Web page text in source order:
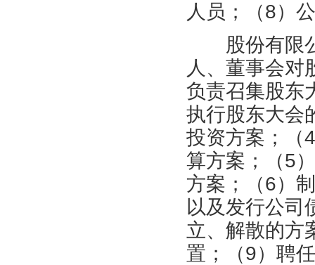
人员；（8）
股份有限公
人、董事会对
负责召集股东
执行股东大会
投资方案；（
算方案；（5
方案；（6）
以及发行公司
立、解散的方
置；（9）聘